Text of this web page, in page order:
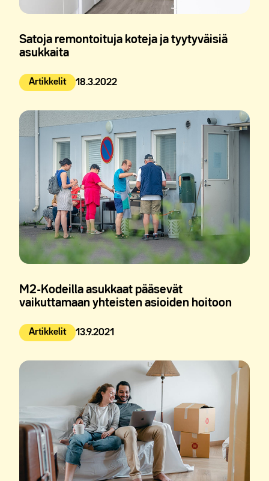
Satoja remontoituja koteja ja tyytyväisiä
asukkaita
Artikkelit
Julkaistu: 18.3.2022
M2-Kodeilla asukkaat pääsevät
vaikuttamaan yhteisten asioiden hoitoon
Artikkelit
Julkaistu: 13.9.2021